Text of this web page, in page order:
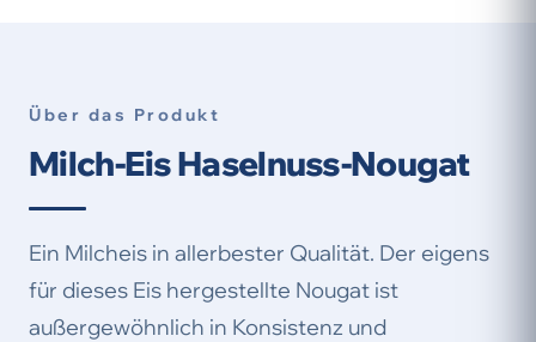
Über das Produkt
Milch-Eis Haselnuss-Nougat
Ein Milcheis in allerbester Qualität. Der eigens
für dieses Eis hergestellte Nougat ist
außergewöhnlich in Konsistenz und